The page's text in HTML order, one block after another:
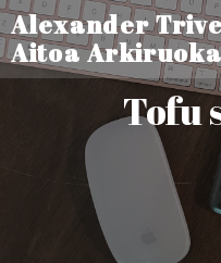
Alexander
Aitoa
Tofu